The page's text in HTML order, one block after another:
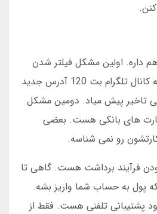
هم داره. اولین مشکل فیلتر شدن
مکرر آدرس هست. اگرچه کانال تلگرام بت 120 آدرس جدید
تاخیر پیش میاد. دومین مشکل
کارت های بانکی هست. بعضی
رو نمی شناسه.
فرآیند برداشت هست. گاهی تا
پول به حساب شما واریز بشه.
پشتیبانی تلفنی هست. فقط از